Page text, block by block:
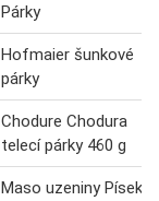
Párky
Hofmaier šunkové
párky
Chodure Chodura
telecí párky 460 g
Maso uzeniny Písek